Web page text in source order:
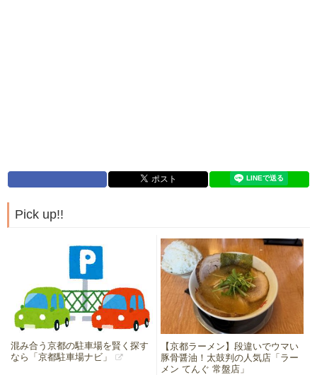
Pick up!!
混み合う京都の駐車場を賢く探す
なら「京都駐車場ナビ」
【京都ラーメン】段違いでウマい
豚骨醤油！太鼓判の人気店「ラー
メン てんぐ 常盤店」